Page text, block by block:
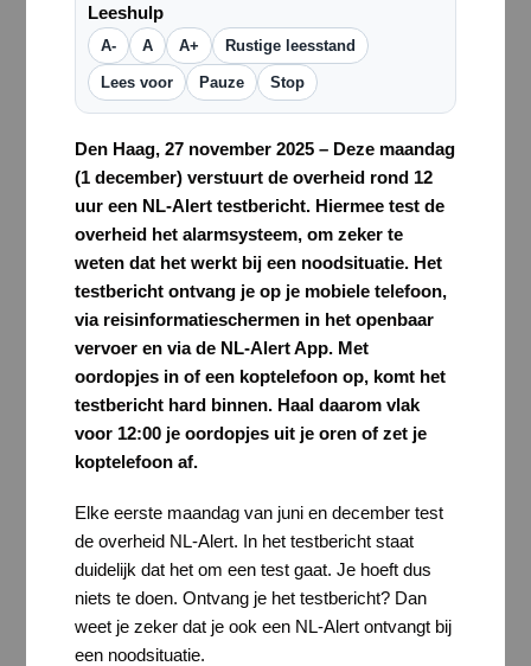
Leeshulp
A- A A+ Rustige leesstand
Lees voor Pauze Stop
Den Haag, 27 november 2025 – Deze maandag
(1 december) verstuurt de overheid rond 12
uur een NL-Alert testbericht. Hiermee test de
overheid het alarmsysteem, om zeker te
weten dat het werkt bij een noodsituatie. Het
testbericht ontvang je op je mobiele telefoon,
via reisinformatieschermen in het openbaar
vervoer en via de NL-Alert App. Met
oordopjes in of een koptelefoon op, komt het
testbericht hard binnen. Haal daarom vlak
voor 12:00 je oordopjes uit je oren of zet je
koptelefoon af.
Elke eerste maandag van juni en december test
de overheid NL-Alert. In het testbericht staat
duidelijk dat het om een test gaat. Je hoeft dus
niets te doen. Ontvang je het testbericht? Dan
weet je zeker dat je ook een NL-Alert ontvangt bij
een noodsituatie.